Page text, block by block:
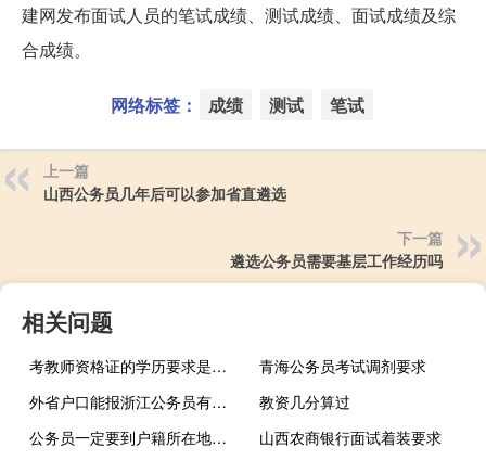
建网发布面试人员的笔试成绩、测试成绩、面试成绩及综
合成绩。
网络标签： 成绩 测试 笔试
上一篇
山西公务员几年后可以参加省直遴选
下一篇
遴选公务员需要基层工作经历吗
相关问题
考教师资格证的学历要求是什么
青海公务员考试调剂要求
外省户口能报浙江公务员有条件限制吗
教资几分算过
公务员一定要到户籍所在地考试吗
山西农商银行面试着装要求